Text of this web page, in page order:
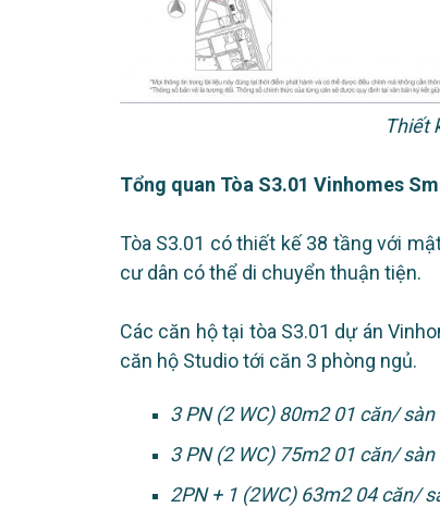
Thiết
Tổng quan Tòa S3.01 Vinhomes
Tòa S3.01 có thiết kế 38 tầng với
cư dân có thể di chuyển thuận tiện.
Các căn hộ tại tòa S3.01 dự án
căn hộ Studio tới căn 3 phòng ngủ.
3 PN (2 WC) 80m2 01 căn/ sàn
3 PN (2 WC) 75m2 01 căn/ sàn
2PN + 1 (2WC) 63m2 04 căn/